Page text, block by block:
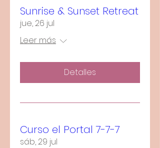
Sunrise & Sunset Retreat
jue, 26 jul
Leer más
Detalles
Curso el Portal 7-7-7
sáb, 29 jul